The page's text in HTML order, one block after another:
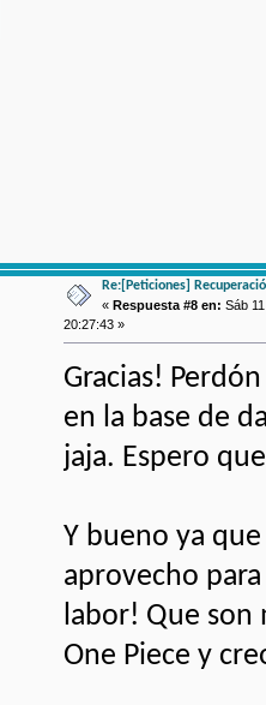
Re:[Peticiones]
«Respuesta #8 en: Sáb
20:27:43 »
Gracias!
en la base de
jaja. Espero
Y bueno ya
aprovecho
labor! Que
One Piece y